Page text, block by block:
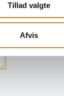
Tillad valgte
Afvis
kan ikke
er